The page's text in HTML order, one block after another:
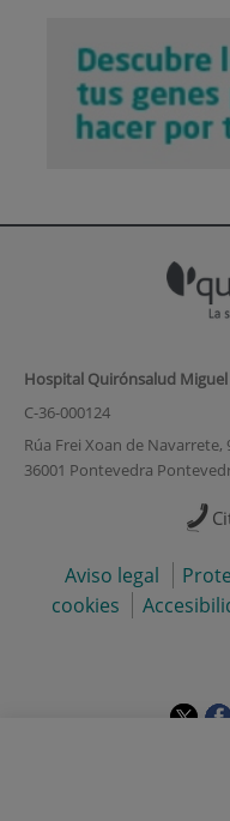
Hospital Quirónsalud
C-36-000124
Rúa Frei Xoan de Navarrete,
36001 Pontevedra
Aviso legal
cookies
Este